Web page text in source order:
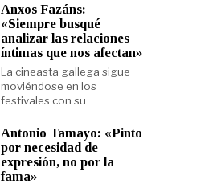
Anxos Fazáns:
«Siempre busqué
analizar las relaciones
íntimas que nos afectan»
La cineasta gallega sigue
moviéndose en los
festivales con su
Antonio Tamayo: «Pinto
por necesidad de
expresión, no por la
fama»